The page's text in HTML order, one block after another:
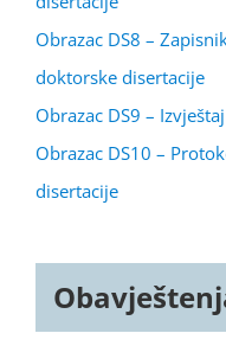
Obrazac DS8 –
doktorske disertacije
Obrazac DS9 –
Obrazac DS10 –
disertacije